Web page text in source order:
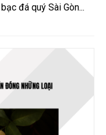
đá quý Sài Gòn...